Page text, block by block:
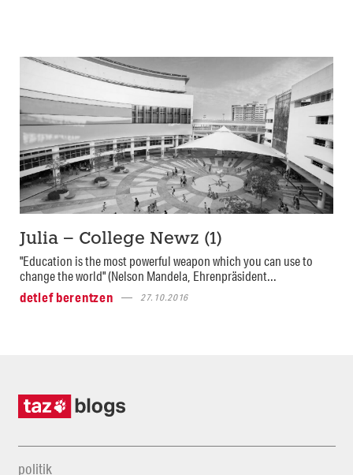
Julia – College Newz (1)
"Education is the most powerful weapon which you can use to
change the world" (Nelson Mandela, Ehrenpräsident...
detlef berentzen
27.10.2016
politik